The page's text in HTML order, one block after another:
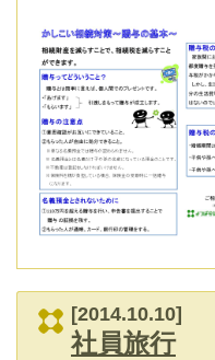
[2014.10.10]
社員旅行